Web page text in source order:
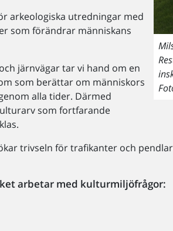
arkeologiska utredningar med
som förändrar människans
järnvägar tar vi hand om en
som berättar om människors
alla tider. Därmed
som fortfarande
trivseln för trafikanter och
arbetar med kulturmiljöfrågor: